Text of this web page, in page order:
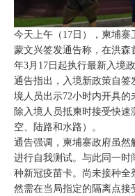
今天上午（17日），柬埔
蒙文兴签发通告称，在洪森
年3月17日起执行最新入境政
通告指出，入境新政策自签
境人员出示72小时内开具的
除入境人员抵柬时接受快
空、陆路和水路）。
通告强调，柬埔寨政府虽然
进行自我测试。与此同一
种新冠疫苗卡。尚未接种全
然需在当局指定的隔离点接